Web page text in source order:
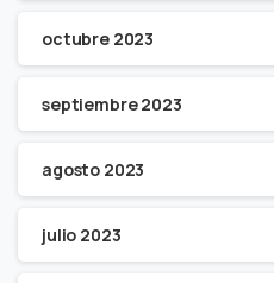
octubre 2023
septiembre 2023
agosto 2023
julio 2023